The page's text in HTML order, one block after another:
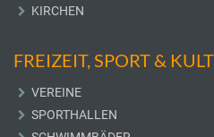
KIRCHEN
FREIZEIT, SPORT &
VEREINE
SPORTHALLEN